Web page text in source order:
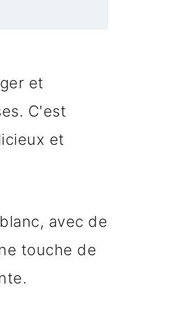
et
C'est
et
avec de
touche de